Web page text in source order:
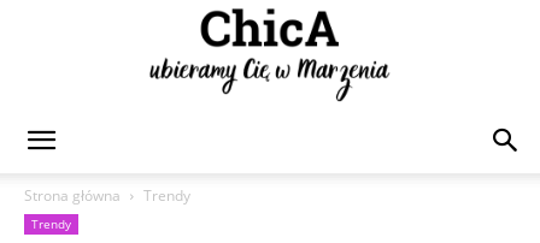
Strona główna
Trendy
Trendy